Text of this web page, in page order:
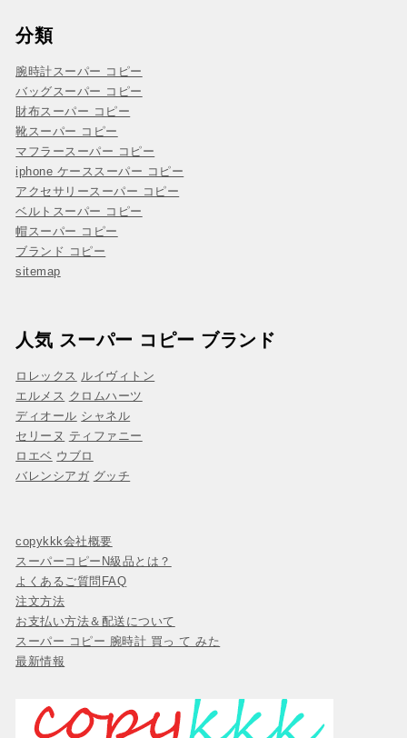
分類
腕時計スーパー コピー
バッグスーパー コピー
財布スーパー コピー
靴スーパー コピー
マフラースーパー コピー
iphone ケーススーパー コピー
アクセサリースーパー コピー
ベルトスーパー コピー
帽スーパー コピー
ブランド コピー
sitemap
人気 スーパー コピー ブランド
ロレックス ルイヴィトン
エルメス クロムハーツ
ディオール シャネル
セリーヌ ティファニー
ロエベ ウブロ
バレンシアガ グッチ
copykkk会社概要
スーパーコピーN級品とは？
よくあるご質問FAQ
注文方法
お支払い方法＆配送について
スーパー コピー 腕時計 買っ て みた
最新情報